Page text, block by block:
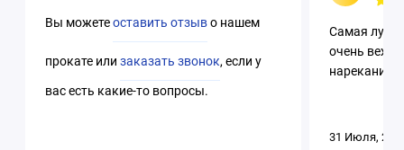
Вы можетеоставить отзыво нашем
прокате илизаказать звонок, если у
вас есть какие-то вопросы.
Самая
очень
нареканий.
31 Июля,